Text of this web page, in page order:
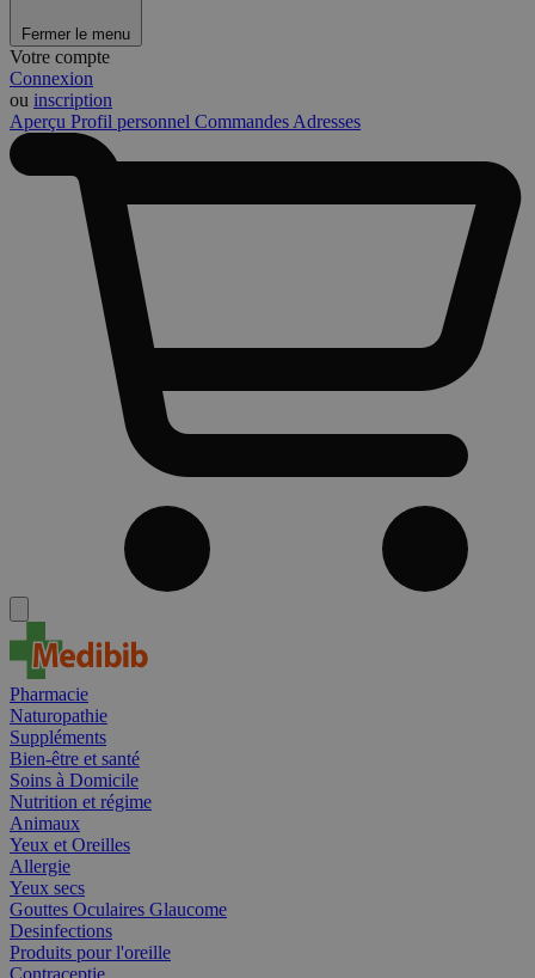
Fermer le menu
Votre compte
Connexion
ou inscription
Aperçu Profil personnel Commandes Adresses
Pharmacie
Naturopathie
Suppléments
Bien-être et santé
Soins à Domicile
Nutrition et régime
Animaux
Yeux et Oreilles
Allergie
Yeux secs
Gouttes Oculaires Glaucome
Desinfections
Produits pour l'oreille